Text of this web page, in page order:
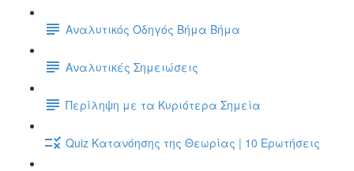
Αναλυτικός Οδηγός Βήμα Βήμα
Αναλυτικές Σημειώσεις
Περίληψη με τα Κυριότερα Σημεία
Quiz Κατανόησης της Θεωρίας | 10 Ερωτήσεις